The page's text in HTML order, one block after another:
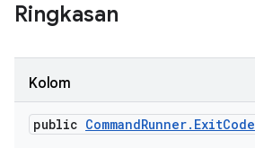
Ringkasan
Kolom
public CommandRunner. ExitCode